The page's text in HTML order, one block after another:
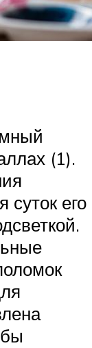
(1).
суток его